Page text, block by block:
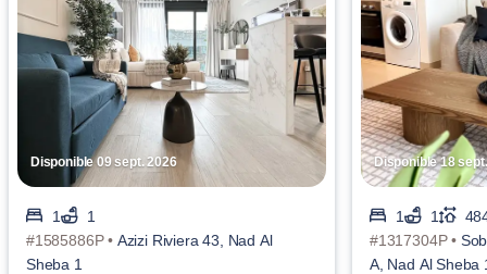
Disponible 09 sept. 2026
1
1
#1585886P • Azizi Riviera 43, Nad Al
Sheba 1
Disponible 18
1 1
#1317304P •
A, Nad Al Sheba